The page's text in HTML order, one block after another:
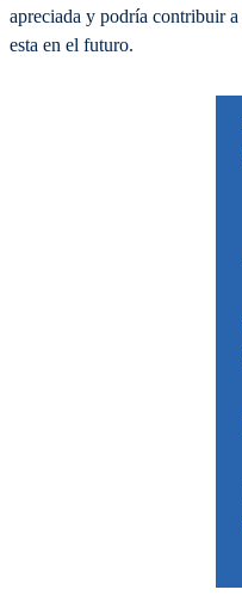
apreciada y podría contribuir
esta en el futuro.